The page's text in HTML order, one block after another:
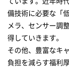
備技術に必要な「
メラ、センサー調
得していきます。
その他、豊富なキ
負担を減らす福利